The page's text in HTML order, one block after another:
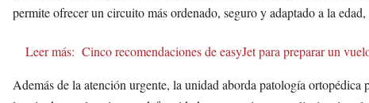
permite ofrecer un circuito más ordenado, seguro y adaptado a la
Leer más: Cinco recomendaciones de easyJet para preparar un
Además de la atención urgente, la unidad aborda patología